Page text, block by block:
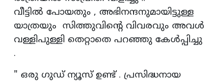
വീട്ടിൽ പോയതും , അഭിനന്ദനുമായിട്ടുള്ള
യാത്രയും സിത്തുവിന്റെ വിവരവും അവൾ
വള്ളിപുള്ളി തെറ്റാതെ പറഞ്ഞു കേൾപ്പിച്ചു
.
" ഒരു ഗുഡ് ന്യൂസ് ഉണ്ട് . പ്രസിദ്ധനായ